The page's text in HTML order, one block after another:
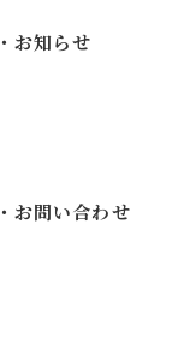
お知らせ
お問い合わせ